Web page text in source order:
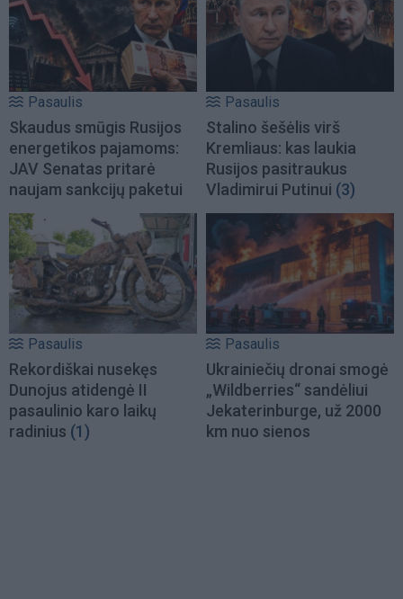
Pasaulis
Skaudus smūgis Rusijos
energetikos pajamoms:
JAV Senatas pritarė
naujam sankcijų paketui
Pasaulis
Stalino šešėlis virš
Kremliaus: kas laukia
Rusijos pasitraukus
Vladimirui Putinui (3)
Pasaulis
Rekordiškai nusekęs
Dunojus atidengė II
pasaulinio karo laikų
radinius (1)
Pasaulis
Ukrainiečių dronai smogė
„Wildberries“ sandėliui
Jekaterinburge, už 2000
km nuo sienos